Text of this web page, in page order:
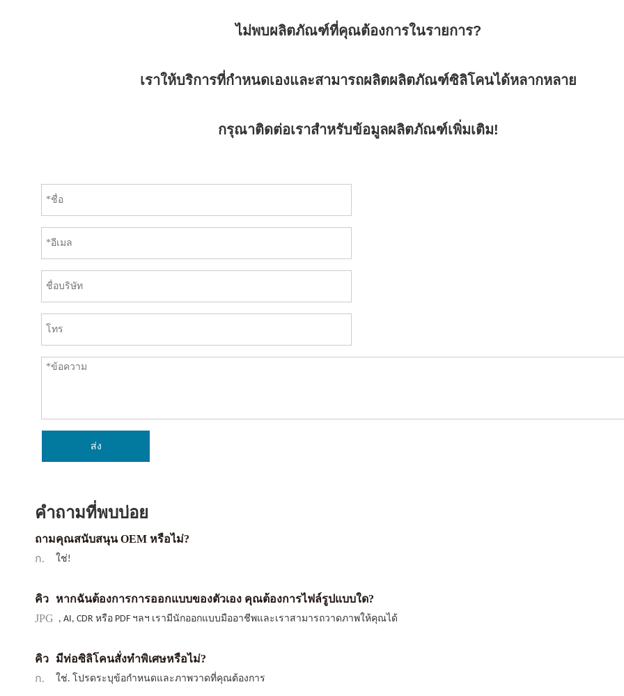
ไม่พบผลิตภัณฑ์ที่คุณต้องการในรายการ?
เราให้บริการที่กำหนดเองและสามารถผลิตผลิตภัณฑ์ซิลิโคนได้หลากหลาย
กรุณาติดต่อเราสำหรับข้อมูลผลิตภัณฑ์เพิ่มเติม!
ส่ง
คำถามที่พบบ่อย
ถามคุณสนับสนุน OEM หรือไม่?
ก.
ใช่!
คิว
หากฉันต้องการการออกแบบของตัวเอง คุณต้องการไฟล์รูปแบบใด?
JPG , AI, CDR หรือ PDF ฯลฯ เรามีนักออกแบบมืออาชีพและเราสามารถวาดภาพให้คุณได้
คิว
มีท่อซิลิโคนสั่งทำพิเศษหรือไม่?
ก.
ใช่. โปรดระบุข้อกำหนดและภาพวาดที่คุณต้องการ